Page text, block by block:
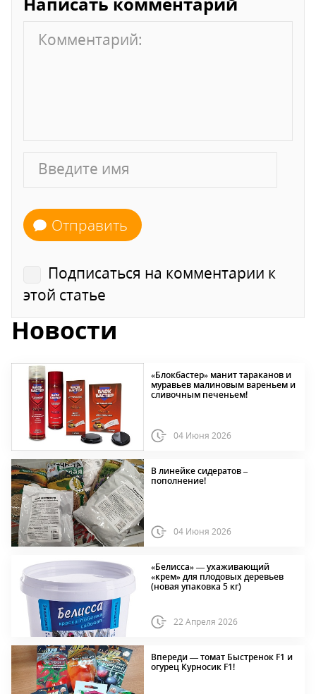
Отправить
Подписаться на комментарии к
этой статье
Новости
«Блокбастер» манит тараканов и
муравьев малиновым вареньем и
сливочным печеньем!
04 Июня 2026
В линейке сидератов –
пополнение!
04 Июня 2026
«Белисса» — ухаживающий
«крем» для плодовых деревьев
(новая упаковка 5 кг)
22 Апреля 2026
Впереди — томат Быстренок F1 и
огурец Курносик F1!